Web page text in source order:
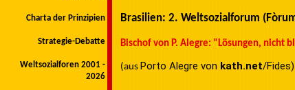
Charta der Prinzipien
Strategie-Debatte
Weltsozialforen 2001 -
2026
Brasilien: 2. Weltsozialforum
Bischof von P. Alegre: "Lösungen, nicht
(aus Porto Alegre von kath.net/Fides)